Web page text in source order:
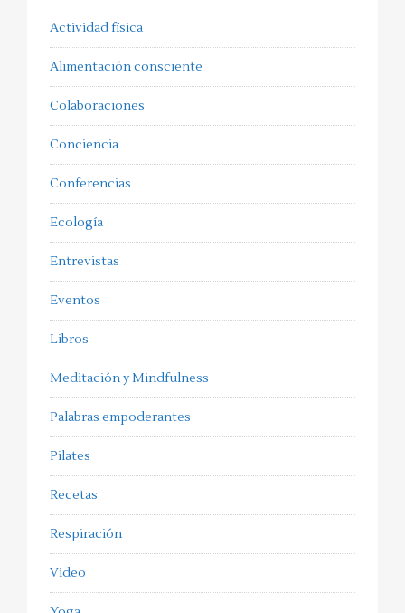
Actividad física
Alimentación consciente
Colaboraciones
Conciencia
Conferencias
Ecología
Entrevistas
Eventos
Libros
Meditación y Mindfulness
Palabras empoderantes
Pilates
Recetas
Respiración
Video